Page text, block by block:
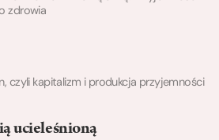
zdrowia
czyli kapitalizm i produkcja przyjemności
ucieleśnioną